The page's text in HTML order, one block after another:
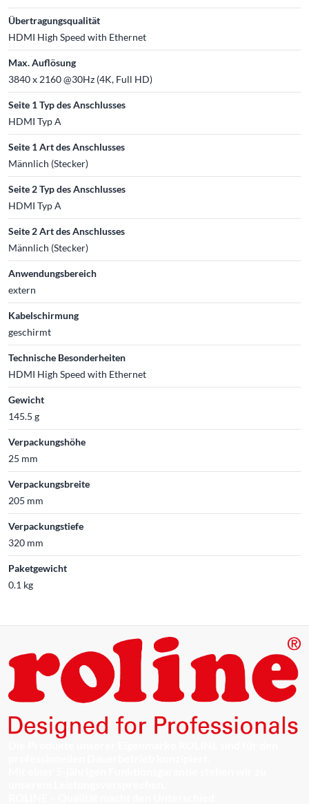
Übertragungsqualität
HDMI High Speed with Ethernet
Max. Auflösung
3840 x 2160 @30Hz (4K, Full HD)
Seite 1 Typ des Anschlusses
HDMI Typ A
Seite 1 Art des Anschlusses
Männlich (Stecker)
Seite 2 Typ des Anschlusses
HDMI Typ A
Seite 2 Art des Anschlusses
Männlich (Stecker)
Anwendungsbereich
extern
Kabelschirmung
geschirmt
Technische Besonderheiten
HDMI High Speed with Ethernet
Gewicht
145.5 g
Verpackungshöhe
25 mm
Verpackungsbreite
205 mm
Verpackungstiefe
320 mm
Paketgewicht
0.1 kg